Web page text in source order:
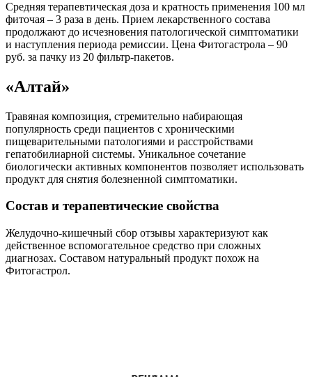
Средняя терапевтическая доза и кратность применения 100 мл
фиточая – 3 раза в день. Прием лекарственного состава
продолжают до исчезновения патологической симптоматики
и наступления периода ремиссии. Цена Фитогастрола – 90
руб. за пачку из 20 фильтр-пакетов.
«Алтай»
Травяная композиция, стремительно набирающая
популярность среди пациентов с хроническими
пищеварительными патологиями и расстройствами
гепатобилиарной системы. Уникальное сочетание
биологически активных компонентов позволяет использовать
продукт для снятия болезненной симптоматики.
Состав и терапевтические свойства
Желудочно-кишечный сбор отзывы характеризуют как
действенное вспомогательное средство при сложных
диагнозах. Составом натуральный продукт похож на
Фитогастрол.